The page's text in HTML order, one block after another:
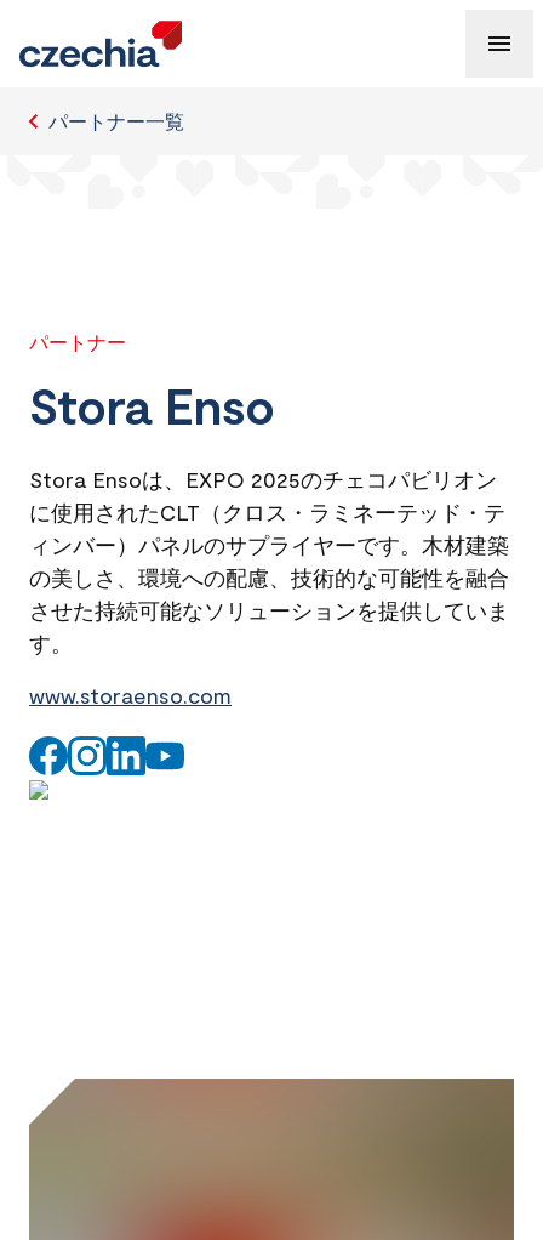
パートナー一覧
パートナー
Stora Enso
Stora Ensoは、EXPO 2025のチェコパビリオン
に使用されたCLT（クロス・ラミネーテッド・テ
ィンバー）パネルのサプライヤーです。木材建築
の美しさ、環境への配慮、技術的な可能性を融合
させた持続可能なソリューションを提供していま
す。
www.storaenso.com